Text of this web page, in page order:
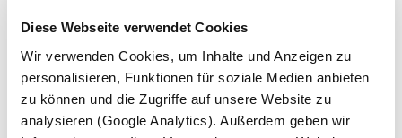
Diese Webseite verwendet Cookies
Wir verwenden Cookies, um Inhalte und Anzeigen zu
personalisieren, Funktionen für soziale Medien anbieten
zu können und die Zugriffe auf unsere Website zu
analysieren (Google Analytics). Außerdem geben wir
DOWIEDZ SIĘ WIĘCEJ